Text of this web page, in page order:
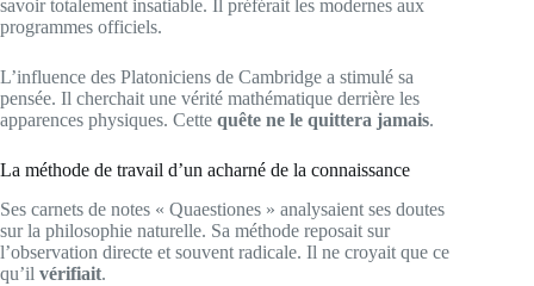
savoir totalement insatiable. Il préférait les modernes aux
programmes officiels.
L’influence des Platoniciens de Cambridge a stimulé sa
pensée. Il cherchait une vérité mathématique derrière les
apparences physiques. Cette quête ne le quittera jamais.
La méthode de travail d’un acharné de la connaissance
Ses carnets de notes « Quaestiones » analysaient ses doutes
sur la philosophie naturelle. Sa méthode reposait sur
l’observation directe et souvent radicale. Il ne croyait que ce
qu’il vérifiait.